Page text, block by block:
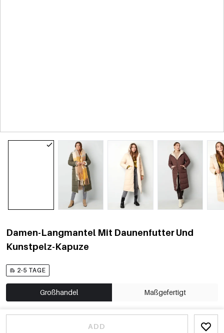
Damen-Langmantel Mit Daunenfutter Und
Kunstpelz-Kapuze
2-5 TAGE
Großhandel Maßgefertigt
ADD